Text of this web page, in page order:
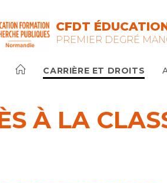
CFDT
PREMIER DEGRÉ
CARRIÈRE ET DROITS
À LA